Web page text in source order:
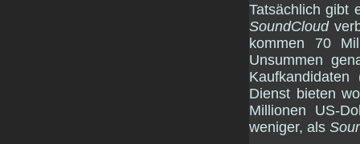
Tatsächlich gibt
SoundCloud
kommen 70
Unsummen
Dienst bieten
Millionen US-
weniger, als